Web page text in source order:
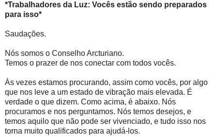
*Trabalhadores da Luz: Vocês estão sendo preparados
para isso*
Saudações.
Nós somos o Conselho Arcturiano.
Temos o prazer de nos conectar com todos vocês.
Às vezes estamos procurando, assim como vocês, por algo
que nos leve a um estado de vibração mais elevada. É
verdade o que dizem. Como acima, é abaixo. Nós
procuramos e nos perguntamos. Nós temos desejos, e
temos aquilo que não pode ser vivenciado, e tudo isso nos
torna muito qualificados para ajudá-los.